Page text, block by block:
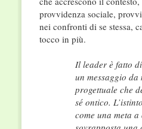
provvidenza sociale,
nei confronti di se stessa,
tocco in più.
Il leader è fatto
un messaggio da
progettuale che
sé ontico.
come una meta a